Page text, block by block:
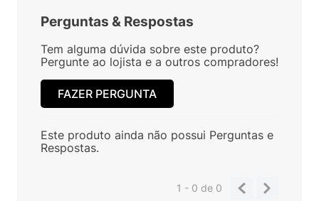
Perguntas & Respostas
Tem alguma dúvida sobre este produto?
Pergunte ao lojista e a outros compradores!
FAZER PERGUNTA
Este produto ainda não possui Perguntas e
Respostas.
1 - 0de 0